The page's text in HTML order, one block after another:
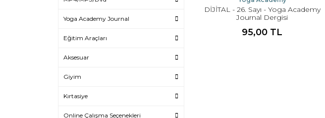
Yoga Academy Journal
Eğitim Araçları
Aksesuar
Giyim
Kırtasiye
Online Çalışma Seçenekleri
DİJİTAL - 26. Sayı - Yoga Academy
Journal Dergisi
95,00 TL